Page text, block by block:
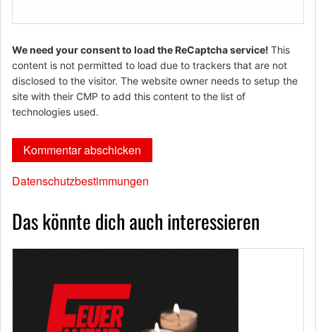
We need your consent to load the ReCaptcha service! This
content is not permitted to load due to trackers that are not
disclosed to the visitor. The website owner needs to setup the
site with their CMP to add this content to the list of
technologies used.
Datenschutzbestimmungen
Das könnte dich auch interessieren